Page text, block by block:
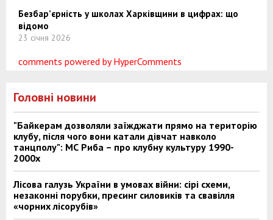
Безбар’єрність у школах Харківщини в цифрах: що
відомо
23 січня 2026
comments powered by HyperComments
Головні новини
"Байкерам дозволяли заїжджати прямо на територію
клубу, після чого вони катали дівчат навколо
танцполу": МС Риба – про клубну культуру 1990-
2000х
Лісова галузь України в умовах війни: сірі схеми,
незаконні порубки, пресинг силовиків та свавілля
«чорних лісорубів»